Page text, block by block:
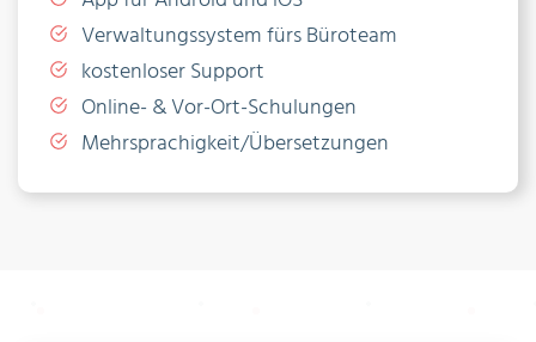
Verwaltungssystem fürs Büroteam
kostenloser Support
Online- & Vor-Ort-Schulungen
Mehrsprachigkeit/Übersetzungen